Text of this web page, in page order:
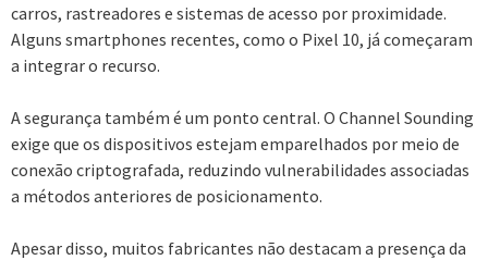
carros, rastreadores e sistemas de acesso por proximidade.
Alguns smartphones recentes, como o Pixel 10, já começaram
a integrar o recurso.
A segurança também é um ponto central. O Channel Sounding
exige que os dispositivos estejam emparelhados por meio de
conexão criptografada, reduzindo vulnerabilidades associadas
a métodos anteriores de posicionamento.
Apesar disso, muitos fabricantes não destacam a presença da